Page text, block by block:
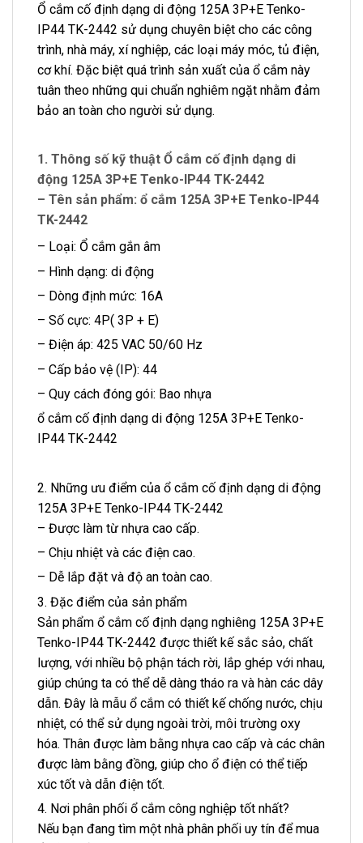
Ổ cắm cố định dạng di động 125A 3P+E Tenko-
IP44 TK-2442 sử dụng chuyên biệt cho các công
trình, nhà máy, xí nghiệp, các loại máy móc, tủ điện,
cơ khí. Đặc biệt quá trình sản xuất của ổ cắm này
tuân theo những qui chuẩn nghiêm ngặt nhằm đảm
bảo an toàn cho người sử dụng.
1. Thông số kỹ thuật Ổ cắm cố định dạng di
động 125A 3P+E Tenko-IP44 TK-2442
– Tên sản phẩm: ổ cắm 125A 3P+E Tenko-IP44
TK-2442
– Loại: Ổ cắm gắn âm
– Hình dạng: di động
– Dòng định mức: 16A
– Số cực: 4P( 3P + E)
– Điện áp: 425 VAC 50/60 Hz
– Cấp bảo vệ (IP): 44
– Quy cách đóng gói: Bao nhựa
ổ cắm cố định dạng di động 125A 3P+E Tenko-
IP44 TK-2442
2. Những ưu điểm của ổ cắm cố định dạng di động
125A 3P+E Tenko-IP44 TK-2442
– Được làm từ nhựa cao cấp.
– Chịu nhiệt và các điện cao.
– Dễ lắp đặt và độ an toàn cao.
3. Đặc điểm của sản phẩm
Sản phẩm ổ cắm cố định dạng nghiêng 125A 3P+E
Tenko-IP44 TK-2442 được thiết kế sắc sảo, chất
lượng, với nhiều bộ phận tách rời, lắp ghép với nhau,
giúp chúng ta có thể dễ dàng tháo ra và hàn các dây
dẫn. Đây là mẫu ổ cắm có thiết kế chống nước, chịu
nhiệt, có thể sử dụng ngoài trời, môi trường oxy
hóa. Thân được làm bằng nhựa cao cấp và các chân
được làm bằng đồng, giúp cho ổ điện có thể tiếp
xúc tốt và dẫn điện tốt.
4. Nơi phân phối ổ cắm công nghiệp tốt nhất?
Nếu bạn đang tìm một nhà phân phối uy tín để mua